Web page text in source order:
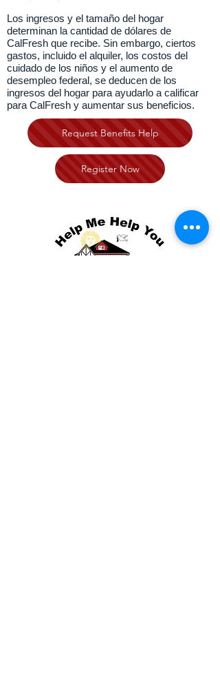
Los ingresos y el tamaño del hogar
determinan la cantidad de dólares de
CalFresh que recibe. Sin embargo, ciertos
gastos, incluido el alquiler, los costos del
cuidado de los niños y el aumento de
desempleo federal, se deducen de los
ingresos del hogar para ayudarlo a calificar
para CalFresh y aumentar sus beneficios.
Request Benefits Help
Register Now